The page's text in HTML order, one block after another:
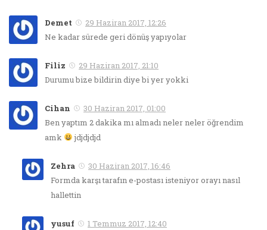
Demet
29 Haziran 2017, 12:26
Ne kadar sürede geri dönüş yapıyolar
Filiz
29 Haziran 2017, 21:10
Durumu bize bildirin diye bi yer yokki
Cihan
30 Haziran 2017, 01:00
Ben yaptım 2 dakika mı almadı neler neler öğrendim
amk
jdjdjdjd
Zehra
30 Haziran 2017, 16:46
Formda karşı tarafın e-postası isteniyor orayı nasıl
hallettin
yusuf
1 Temmuz 2017, 12:40